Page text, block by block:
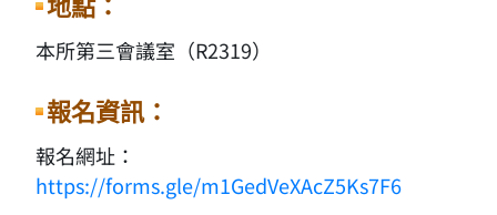
地點：
本所第三會議室（R2319）
報名資訊：
報名網址：
https://forms.gle/m1GedVeXAcZ5Ks7F6